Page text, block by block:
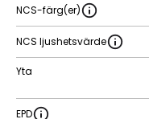
NCS-färg(er)
NCS ljushetsvärde
Yta
EPD